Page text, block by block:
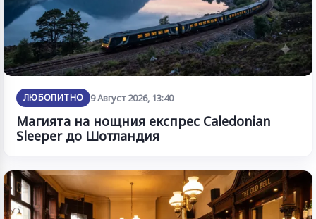
ЛЮБОПИТНО 9 Август 2026, 13:40
Магията на нощния експрес Caledonian
Sleeper до Шотландия